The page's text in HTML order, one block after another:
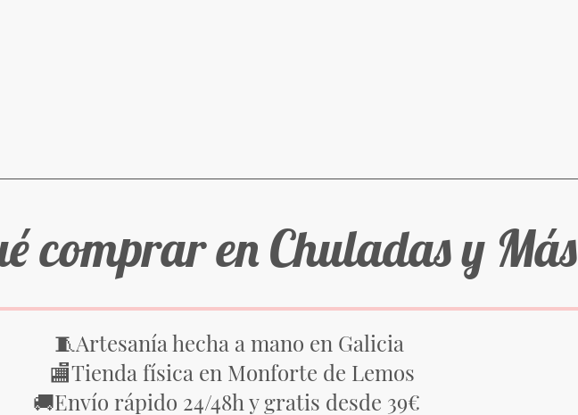
comprar en Chuladas y Más
🧵Artesanía hecha a mano en Galicia
🏬Tienda física en Monforte de Lemos
🚚Envío rápido 24/48h y gratis desde 39€